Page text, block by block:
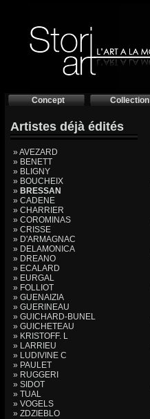
Concept Collection
Artistes déjà édités
» AVEZARD
» BENETT
» BLIGNY
» BOUCHEIX
» BRESSAN
» CADENE
» CHARRIER
» COROMINAS
» CRISSE
» D'ARMAGNAC
» DELAMONICA
» DREANO
» ECALARD
» EURGAL
» FOLLIOT
» GUENAIZIA
» GUERINEAU
» GUICHARD-BUNEL
» GUICHETEAU
» KRISTOFF. L
» LARRIEU
» LUDIVINE C
» PAULET
» RUGGERI
» SIDOT
» TUAL
» VOGELS
» ZDZIEBLO